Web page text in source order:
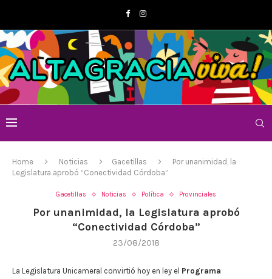
Home Noticias Gacetillas
Por unanimidad, la
Legislatura aprobó “Conectividad Córdoba”
Gacetillas Noticias Política Provinciales
Por unanimidad, la Legislatura aprobó
“Conectividad Córdoba”
23/08/2018
La Legislatura Unicameral convirtió hoy en ley el Programa